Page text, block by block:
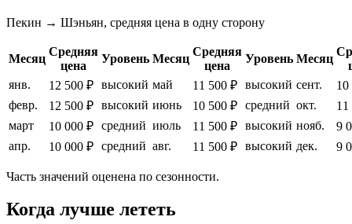
Пекин → Шэньян, средняя цена в одну сторону
Месяц
Средняя
цена
Уровень Месяц
Средняя
цена
Уровень Месяц
янв.
12 500 ₽ высокий май 11 500 ₽ высокий сент.
10
февр.
12 500 ₽ высокий июнь 10 500 ₽ средний окт.
11
март
10 000 ₽ средний июль 11 500 ₽ высокий нояб.
9
апр.
10 000 ₽ средний авг. 11 500 ₽ высокий дек. 9
Часть значений оценена по сезонности.
Когда лучше лететь